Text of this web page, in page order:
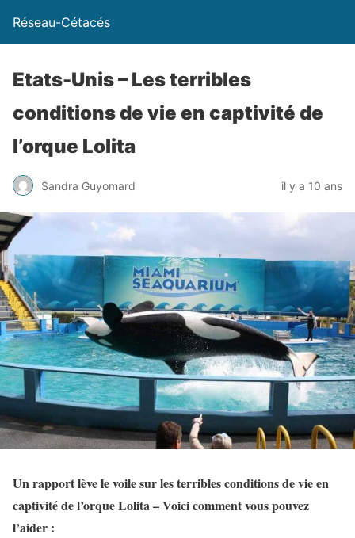
Réseau-Cétacés
Etats-Unis – Les terribles
conditions de vie en captivité de
l’orque Lolita
Sandra Guyomard il y a 10 ans
Un rapport lève le voile sur les terribles conditions de vie en
captivité de l’orque Lolita – Voici comment vous pouvez
l’aider :